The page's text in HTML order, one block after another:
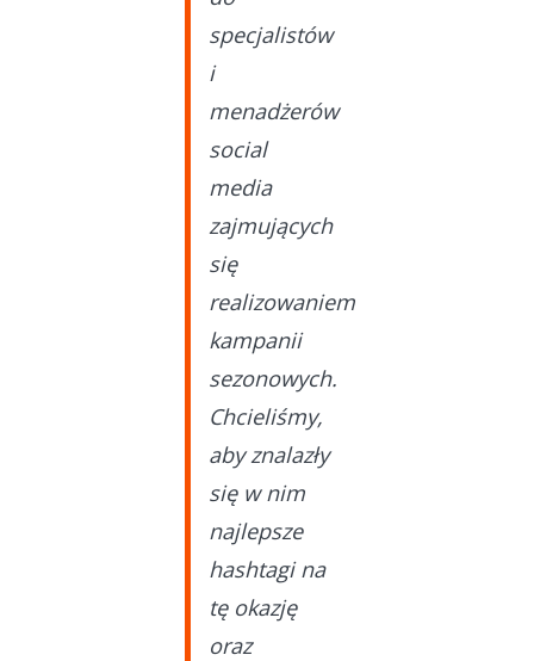
specjalistów
i
menadżerów
social
media
zajmujących
się
realizowaniem
kampanii
sezonowych.
Chcieliśmy,
aby znalazły
się w nim
najlepsze
hashtagi na
tę okazję
oraz